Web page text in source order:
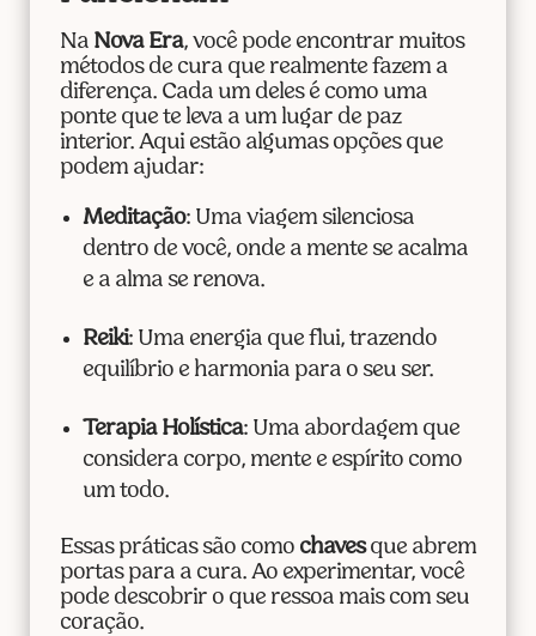
Na Nova Era, você pode encontrar muitos
métodos de cura que realmente fazem a
diferença. Cada um deles é como uma
ponte que te leva a um lugar de paz
interior. Aqui estão algumas opções que
podem ajudar:
Meditação: Uma viagem silenciosa
dentro de você, onde a mente se acalma
e a alma se renova.
Reiki: Uma energia que flui, trazendo
equilíbrio e harmonia para o seu ser.
Terapia Holística: Uma abordagem que
considera corpo, mente e espírito como
um todo.
Essas práticas são como chavesque abrem
portas para a cura. Ao experimentar, você
pode descobrir o que ressoa mais com seu
coração.